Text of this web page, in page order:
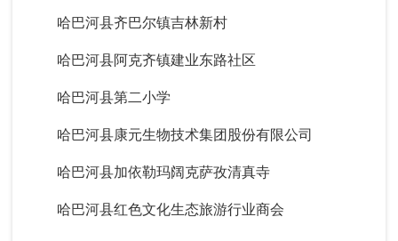
哈巴河县齐巴尔镇吉林新村
哈巴河县阿克齐镇建业东路社区
哈巴河县第二小学
哈巴河县康元生物技术集团股份有限公司
哈巴河县加依勒玛阔克萨孜清真寺
哈巴河县红色文化生态旅游行业商会